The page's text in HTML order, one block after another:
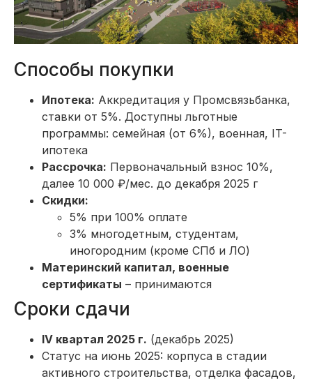
Способы покупки
Ипотека: Аккредитация у Промсвязьбанка,
ставки от 5%. Доступны льготные
программы: семейная (от 6%), военная, IT-
ипотека
Рассрочка: Первоначальный взнос 10%,
далее 10 000 ₽/мес. до декабря 2025 г
Скидки:
5% при 100% оплате
3% многодетным, студентам,
иногородним (кроме СПб и ЛО)
Материнский капитал, военные
сертификаты – принимаются
Сроки сдачи
IV квартал 2025 г. (декабрь 2025)
Статус на июнь 2025: корпуса в стадии
активного строительства, отделка фасадов,